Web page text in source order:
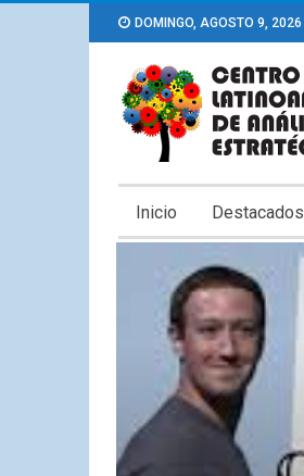
DOMINGO, AGOSTO 9, 2026
Inicio Destacados